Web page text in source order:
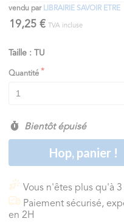
vendu par LIBRAIRIE SAVOIR ETRE
19,25 € TVA incluse
Taille : TU
Quantité
Bientôt épuisé
Hop, panier !
Vous n'êtes plus qu'à
Paiement sécurisé,
en 2H